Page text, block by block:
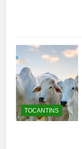
TOCANTINS